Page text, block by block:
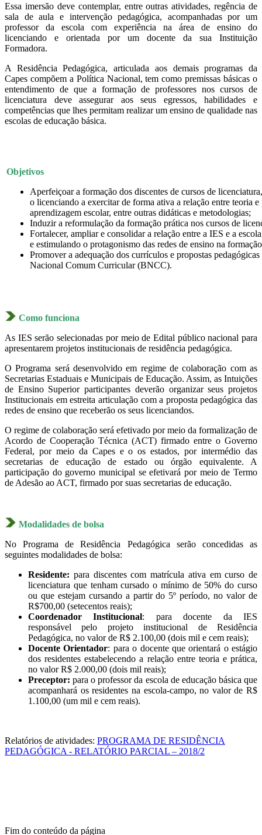
Essa imersão deve contemplar, entre outras atividades, regência de
sala de aula e intervenção pedagógica, acompanhadas por um
professor da escola com experiência na área de ensino do
licenciando e orientada por um docente da sua Instituição
Formadora.
A Residência Pedagógica, articulada aos demais programas da
Capes compõem a Política Nacional, tem como premissas básicas o
entendimento de que a formação de professores nos cursos de
licenciatura deve assegurar aos seus egressos, habilidades e
competências que lhes permitam realizar um ensino de qualidade nas
escolas de educação básica.
Objetivos
Aperfeiçoar a formação dos discentes de cursos de
o licenciando a exercitar de forma ativa a relação entre teoria
aprendizagem escolar, entre outras didáticas e metodologias;
Induzir a reformulação da formação prática nos cursos de
Fortalecer, ampliar e consolidar a relação entre a IES e a
e estimulando o protagonismo das redes de ensino na
Promover a adequação dos currículos e propostas
Nacional Comum Curricular (BNCC).
Como funciona
As IES serão selecionadas por meio de Edital público nacional para
apresentarem projetos institucionais de residência pedagógica.
O Programa será desenvolvido em regime de colaboração com as
Secretarias Estaduais e Municipais de Educação. Assim, as Intuições
de Ensino Superior participantes deverão organizar seus projetos
Institucionais em estreita articulação com a proposta pedagógica das
redes de ensino que receberão os seus licenciandos.
O regime de colaboração será efetivado por meio da formalização de
Acordo de Cooperação Técnica (ACT) firmado entre o Governo
Federal, por meio da Capes e o os estados, por intermédio das
secretarias de educação de estado ou órgão equivalente. A
participação do governo municipal se efetivará por meio de Termo
de Adesão ao ACT, firmado por suas secretarias de educação.
Modalidades de bolsa
No Programa de Residência Pedagógica serão concedidas as
seguintes modalidades de bolsa:
Residente: para discentes com matrícula ativa em curso de
licenciatura que tenham cursado o mínimo de 50% do curso
ou que estejam cursando a partir do 5º período, no valor de
R$700,00 (setecentos reais);
Coordenador Institucional: para docente da IES
responsável pelo projeto institucional de Residência
Pedagógica, no valor de R$ 2.100,00 (dois mil e cem reais);
Docente Orientador: para o docente que orientará o estágio
dos residentes estabelecendo a relação entre teoria e prática,
no valor R$ 2.000,00 (dois mil reais);
Preceptor: para o professor da escola de educação básica que
acompanhará os residentes na escola-campo, no valor de R$
1.100,00 (um mil e cem reais).
Relatórios de atividades: PROGRAMA DE RESIDÊNCIA
PEDAGÓGICA - RELATÓRIO PARCIAL – 2018/2
Fim do conteúdo da página